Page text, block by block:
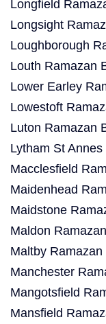
Longfield
Longsight
Loughborough
Louth Ramazan
Lower Earley
Lowestoft
Luton Ramazan
Lytham St
Macclesfield
Maidenhead
Maidstone
Maldon
Maltby Ramazan
Manchester
Mangotsfield
Mansfield